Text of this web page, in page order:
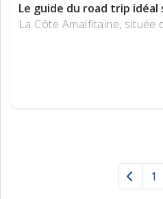
Le guide du road trip
La Côte Amalfitaine, située
1